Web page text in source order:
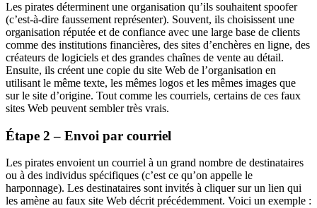
Les pirates déterminent une organisation qu’ils souhaitent spoofer
(c’est-à-dire faussement représenter). Souvent, ils choisissent une
organisation réputée et de confiance avec une large base de clients
comme des institutions financières, des sites d’enchères en ligne, des
créateurs de logiciels et des grandes chaînes de vente au détail.
Ensuite, ils créent une copie du site Web de l’organisation en
utilisant le même texte, les mêmes logos et les mêmes images que
sur le site d’origine. Tout comme les courriels, certains de ces faux
sites Web peuvent sembler très vrais.
Étape 2 – Envoi par courriel
Les pirates envoient un courriel à un grand nombre de destinataires
ou à des individus spécifiques (c’est ce qu’on appelle le
harponnage). Les destinataires sont invités à cliquer sur un lien qui
les amène au faux site Web décrit précédemment. Voici un exemple :